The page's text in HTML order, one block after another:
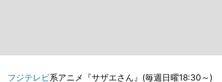
フジテレビ系アニメ『サザエさん』(毎週日曜18:30～)